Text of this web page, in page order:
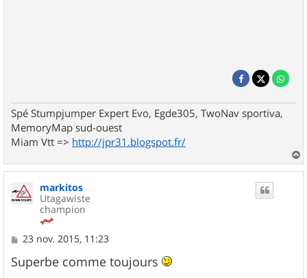
Spé Stumpjumper Expert Evo, Egde305, TwoNav sportiva,
MemoryMap sud-ouest
Miam Vtt => http://jpr31.blogspot.fr/
a
u
markitos
Utagawiste
champion
M
s
s
23 nov. 2015, 11:23
Superbe comme toujours